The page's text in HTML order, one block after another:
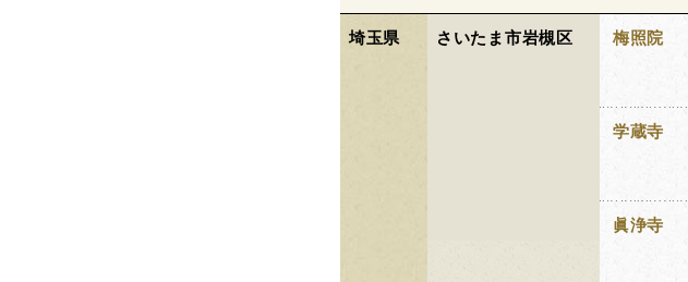
埼玉県 さいたま市岩槻区 梅照院
学蔵寺
眞浄寺